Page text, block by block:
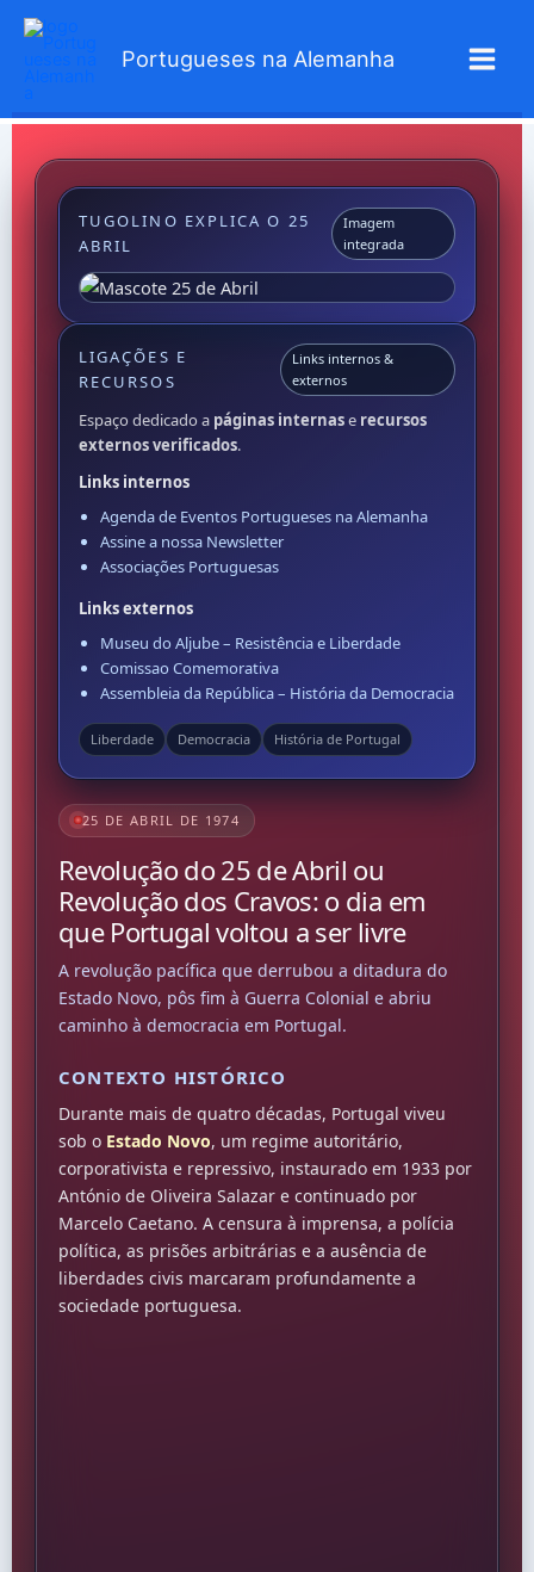
Skip
content
Portugueses na Alemanha
25 DE ABRIL DE 1974
Revolução do 25 de Abril ou
Revolução dos Cravos: o dia em
que Portugal voltou a ser livre
A revolução pacífica que derrubou a ditadura do
Estado Novo, pôs fim à Guerra Colonial e abriu
caminho à democracia em Portugal.
CONTEXTO HISTÓRICO
Durante mais de quatro décadas, Portugal viveu
sob o Estado Novo, um regime autoritário,
corporativista e repressivo, instaurado em 1933 por
António de Oliveira Salazar e continuado por
Marcelo Caetano. A censura à imprensa, a polícia
política, as prisões arbitrárias e a ausência de
liberdades civis marcaram profundamente a
sociedade portuguesa.
TUGOLINO EXPLICA O 25
ABRIL
Imagem
integrada
LIGAÇÕES E
RECURSOS
Links internos &
externos
Espaço dedicado a páginas internase recursos
externos verificados.
Links internos
Agenda de Eventos Portugueses na Alemanha
Assine a nossa Newsletter
Associações Portuguesas
Links externos
Museu do Aljube – Resistência e Liberdade
Comissao Comemorativa
Assembleia da República – História da Democracia
Liberdade Democracia História de Portugal